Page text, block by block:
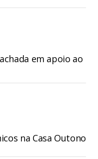
em apoio ao
na Casa Outono